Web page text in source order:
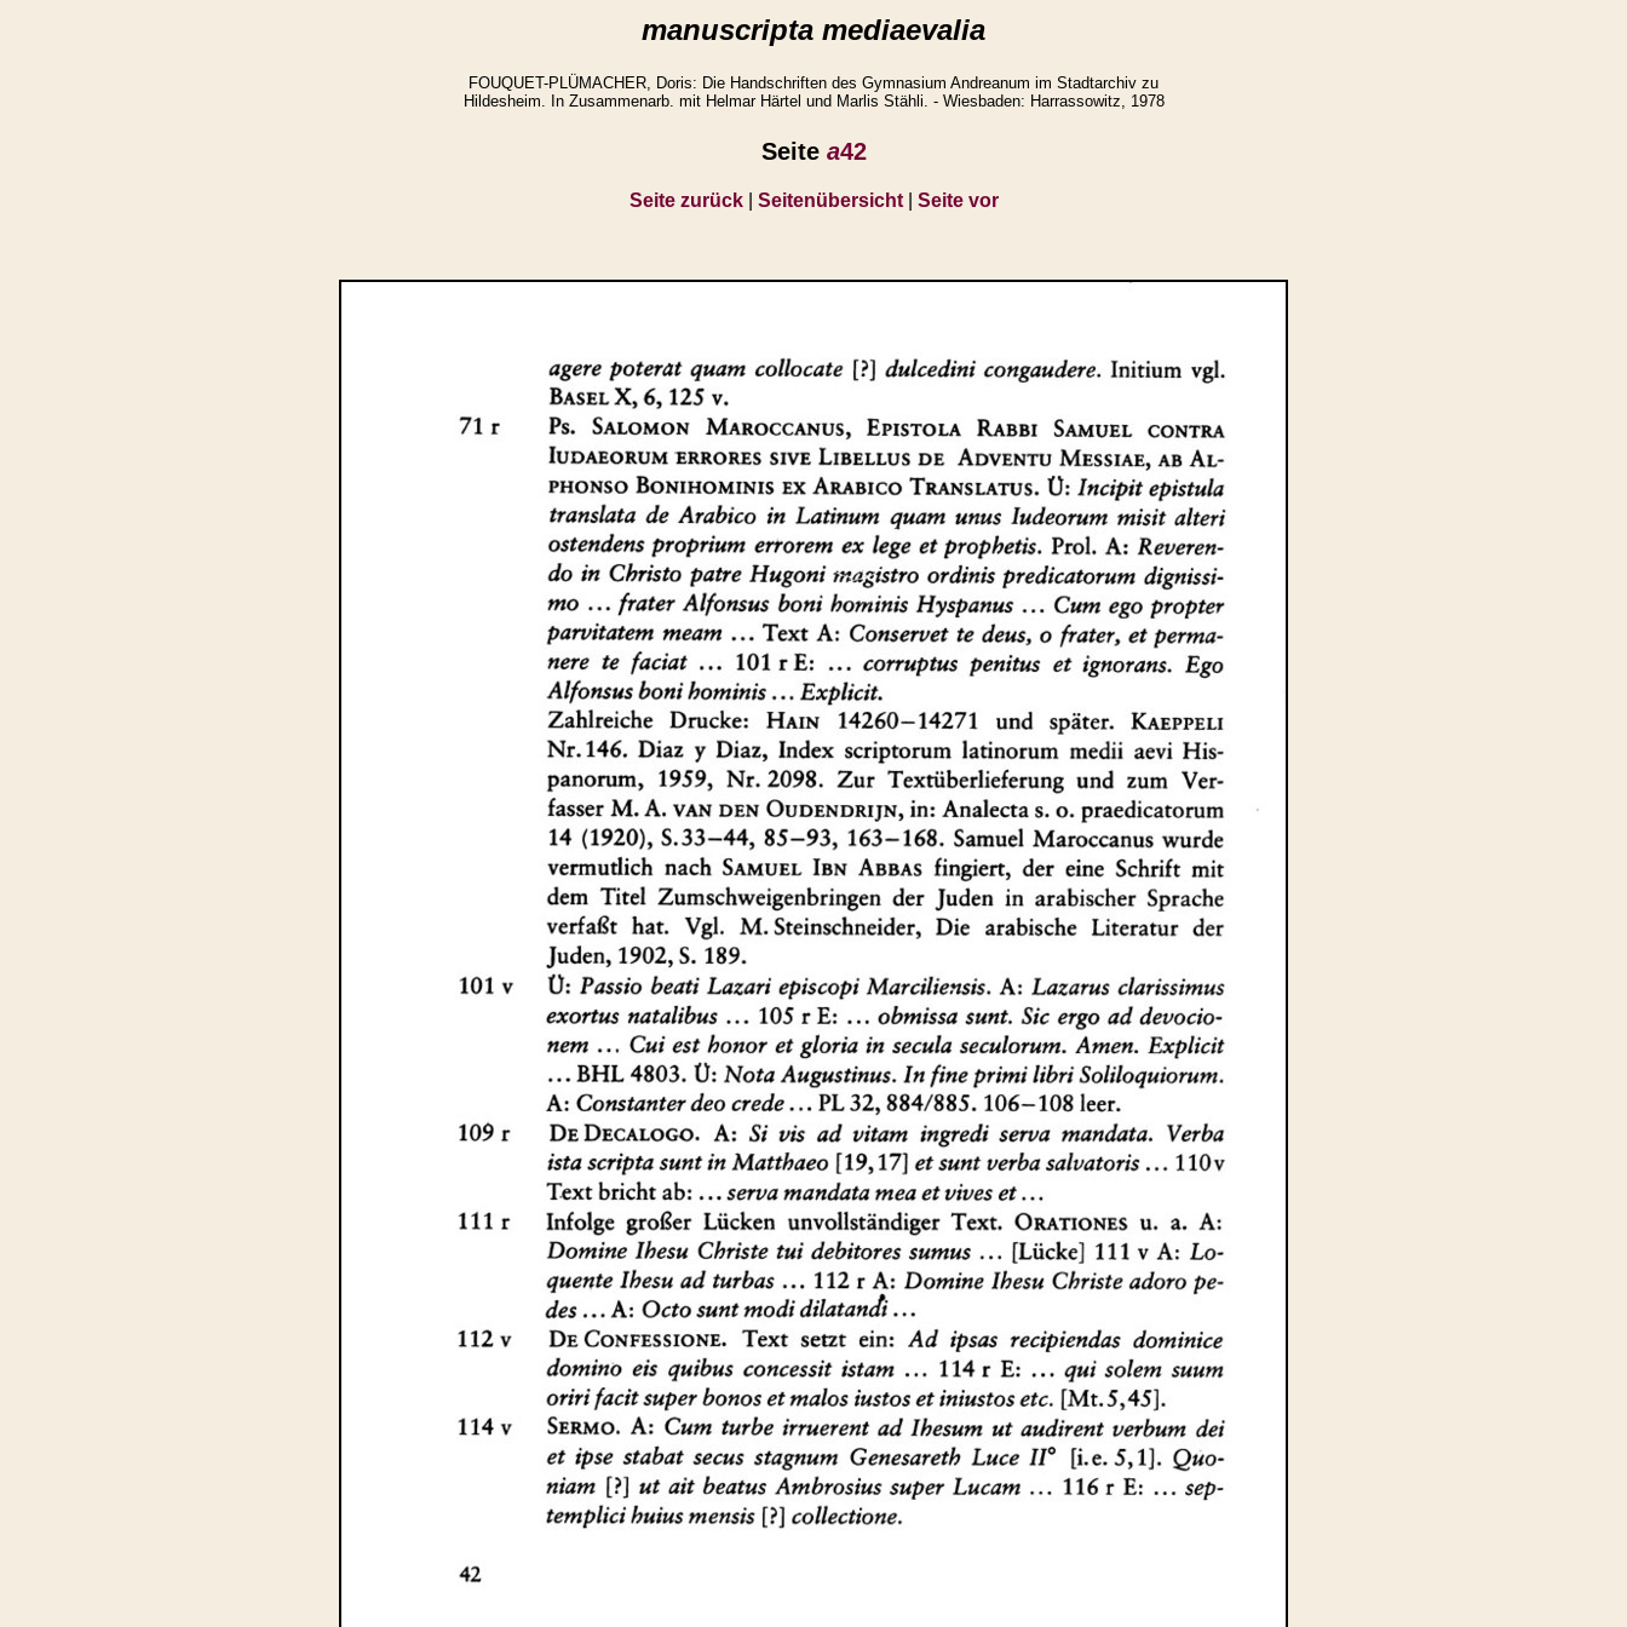
manuscripta mediaevalia
FOUQUET-PLÜMACHER, Doris: Die Handschriften des Gymnasium Andreanum im Stadtarchiv zu
Hildesheim. In Zusammenarb. mit Helmar Härtel und Marlis Stähli. - Wiesbaden: Harrassowitz, 1978
Seite a42
Seite zurück| Seitenübersicht| Seite vor